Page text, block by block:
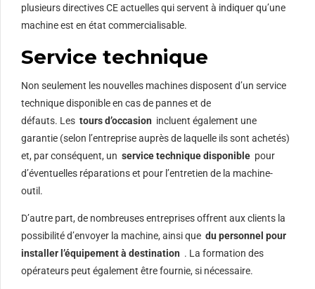
plusieurs directives CE actuelles qui servent à indiquer qu’une
machine est en état commercialisable.
Service technique
Non seulement les nouvelles machines disposent d’un service
technique disponible en cas de pannes et de
défauts. Les tours d’occasion incluent également une
garantie (selon l’entreprise auprès de laquelle ils sont achetés)
et, par conséquent, un service technique disponible pour
d’éventuelles réparations et pour l’entretien de la machine-
outil.
D’autre part, de nombreuses entreprises offrent aux clients la
possibilité d’envoyer la machine, ainsi que du personnel pour
installer l’équipement à destination . La formation des
opérateurs peut également être fournie, si nécessaire.